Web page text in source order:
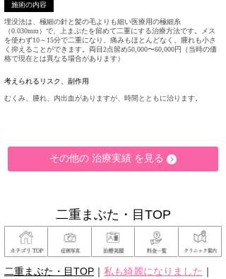
施術の内容
埋没法は、極細の針と髪の毛よりも細い医療用の極細糸
（0.030mm）で、上まぶたを留めて二重にする治療方法です。メス
を使わず10～15分で二重になり、痛みもほとんどなく、腫れも小さ
く抑えることができます。両目2点留め50,000〜60,000円（当時の価
格で現在とは異なる場合があります）
考えられるリスク、 副作用
むくみ、腫れ、内出血がありますが、時間とともに治ります。
その他の 治療実績 を見る
二重まぶた・目TOP
二重まぶた・目TOP ｜ 私も綺麗になりました ｜